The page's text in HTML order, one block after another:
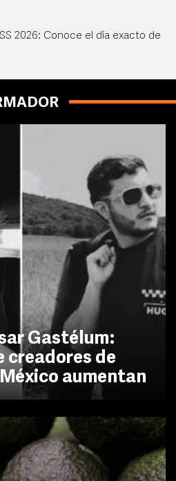
2026: Conoce el día exacto de
Gastélum:
creadores de
aumentan